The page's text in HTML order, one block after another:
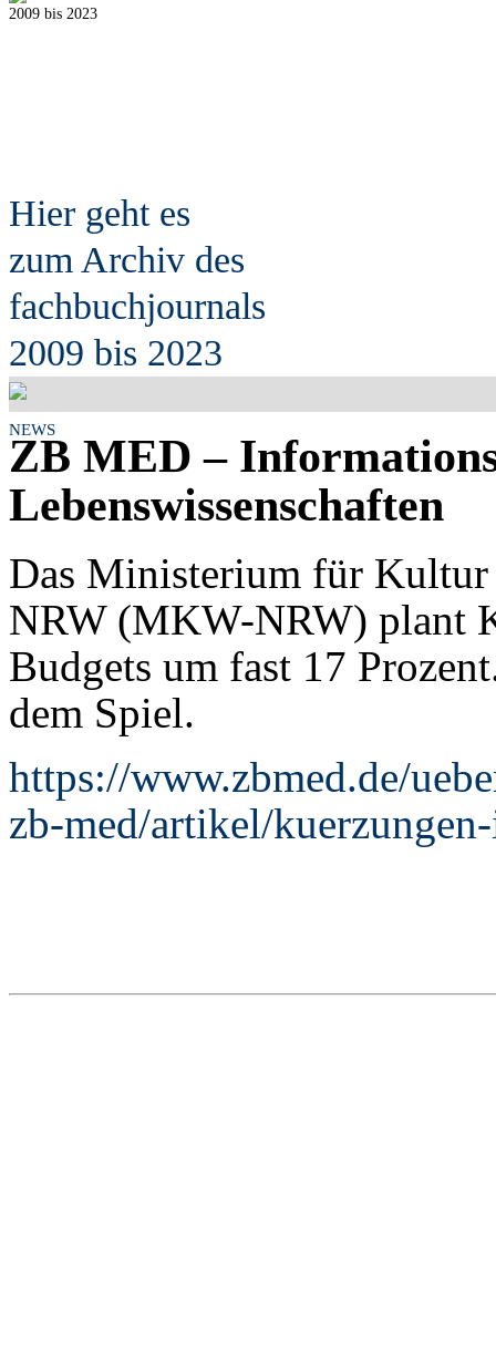
2009 bis 2023
Hier geht es
zum Archiv des
fachbuchjournals
2009 bis 2023
NEWS
ZB MED –
Lebenswissenschaften
Das Ministerium für Kultur
NRW (MKW-NRW) plant
Budgets um fast 17
dem Spiel.
https://www.zbmed.de/
zb-med/artikel/